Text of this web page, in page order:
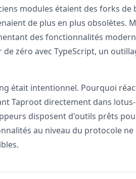
modules étaient des forks
de plus en plus obsolètes.
des fonctionnalités
de zéro avec TypeScript, un
était intentionnel. Pourquoi
Taproot directement dans
disposent d'outils prêts
au niveau du protocole